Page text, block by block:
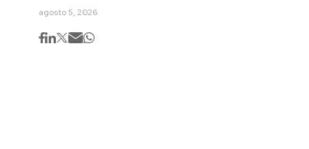
agosto 5, 2026